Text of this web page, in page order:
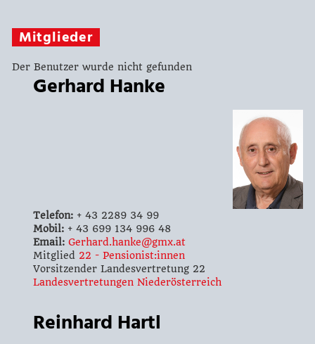
Mitglieder
Der Benutzer wurde nicht gefunden
Gerhard Hanke
Telefon:+ 43 2289 34 99
Mobil:+ 43 699 134 996 48
Email: Gerhard.hanke@gmx.at
Mitglied 22 - Pensionist:innen
Vorsitzender Landesvertretung 22
Landesvertretungen Niederösterreich
Reinhard Hartl